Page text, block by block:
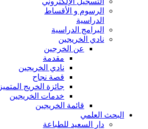
الرسوم و الأقساط
الدراسية
البرامج الدراسية
نادي الخريجين
عن الخرجين
مقدمة
نادي الخريجين
قصة نجاح
جائزة الخريج المتميز
خدمات الخريجين
قائمة الخريجين
البحث العلمي
دار السعيد للطباعة